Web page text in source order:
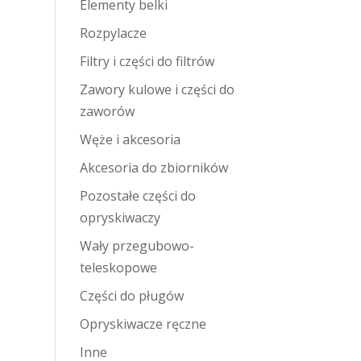
Elementy belki
Rozpylacze
Filtry i części do filtrów
Zawory kulowe i części do
zaworów
Węże i akcesoria
Akcesoria do zbiorników
Pozostałe części do
opryskiwaczy
Wały przegubowo-
teleskopowe
Części do pługów
Opryskiwacze ręczne
Inne